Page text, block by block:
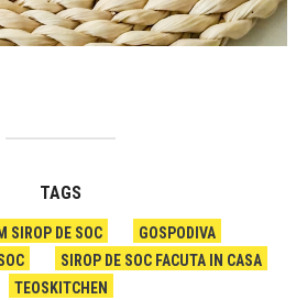
TAGS
SIROP DE SOC
GOSPODIVA
SIROP DE SOC FACUTA IN CASA
TEOSKITCHEN